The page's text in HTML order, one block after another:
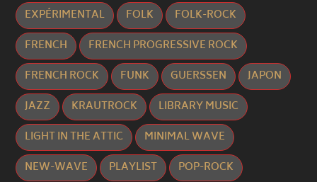
EXPÉRIMENTAL
FOLK
FOLK-ROCK
FRENCH
FRENCH PROGRESSIVE ROCK
FRENCH ROCK
FUNK GUERSSEN
JAPON
JAZZ
KRAUTROCK
LIBRARY MUSIC
LIGHT IN THE ATTIC
MINIMAL WAVE
NEW-WAVE
PLAYLIST
POP-ROCK